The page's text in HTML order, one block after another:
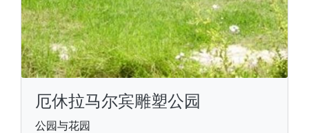
厄休拉马尔宾雕塑公园
公园与花园